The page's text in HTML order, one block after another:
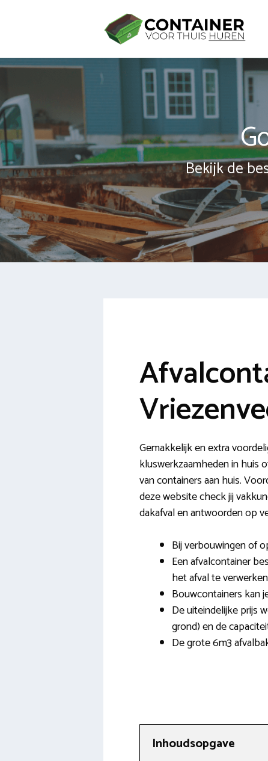
Bekijk de
Gemakkelijk en extra
kluswerkzaamheden in huis
van containers aan huis.
deze website check jij
dakafval en antwoorden op
Bij verbouwingen of
Een afvalcontainer
het afval te
Bouwcontainers kan
De uiteindelijke prijs
grond) en de
De grote 6m3
Inhoudsopgave